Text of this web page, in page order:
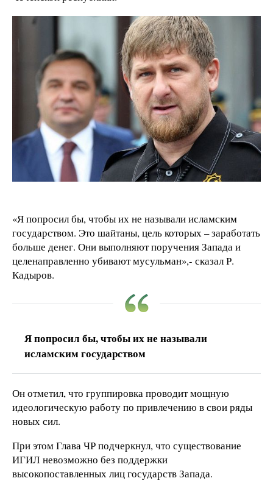
«Я попросил бы, чтобы их не называли исламским
государством. Это шайтаны, цель которых – заработать
больше денег. Они выполняют поручения Запада и
целенаправленно убивают мусульман»,- сказал Р.
Кадыров.
Я попросил бы, чтобы их не называли
исламским государством
Он отметил, что группировка проводит мощную
идеологическую работу по привлечению в свои ряды
новых сил.
При этом Глава ЧР подчеркнул, что существование
ИГИЛ невозможно без поддержки
высокопоставленных лиц государств Запада.